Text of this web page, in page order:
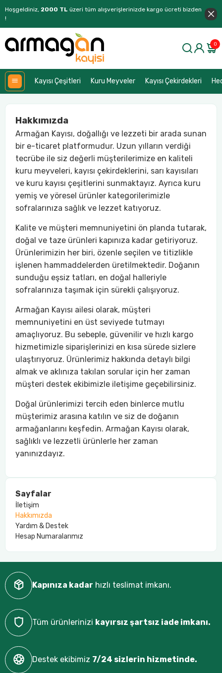
Hoşgeldiniz, 2000 TL üzeri tüm alışverişlerinizde kargo ücreti bizden
!
0
Kayısı Çeşitleri Kuru Meyveler Kayısı Çekirdekleri
Sayfalar
İletişim
Hakkımızda
Yardım & Destek
Hesap Numaralarımız
Hakkımızda
Armağan Kayısı, doğallığı ve lezzeti bir arada sunan
bir e-ticaret platformudur. Uzun yılların verdiği
tecrübe ile siz değerli müşterilerimize en kaliteli
kuru meyveleri, kayısı çekirdeklerini, sarı kayısıları
ve kuru kayısı çeşitlerini sunmaktayız. Ayrıca kuru
yemiş ve yöresel ürünler kategorilerimizle
sofralarınıza sağlık ve lezzet katıyoruz.
Kalite ve müşteri memnuniyetini ön planda tutarak,
doğal ve taze ürünleri kapınıza kadar getiriyoruz.
Ürünlerimizin her biri, özenle seçilen ve titizlikle
işlenen hammaddelerden üretilmektedir. Doğanın
sunduğu eşsiz tatları, en doğal halleriyle
sofralarınıza taşımak için sürekli çalışıyoruz.
Armağan Kayısı ailesi olarak, müşteri
memnuniyetini en üst seviyede tutmayı
amaçlıyoruz. Bu sebeple, güvenilir ve hızlı kargo
hizmetimizle siparişlerinizi en kısa sürede sizlere
ulaştırıyoruz. Ürünlerimiz hakkında detaylı bilgi
almak ve aklınıza takılan sorular için her zaman
müşteri destek ekibimizle iletişime geçebilirsiniz.
Doğal ürünlerimizi tercih eden binlerce mutlu
müşterimiz arasına katılın ve siz de doğanın
armağanlarını keşfedin. Armağan Kayısı olarak,
sağlıklı ve lezzetli ürünlerle her zaman
yanınızdayız.
Kapınıza kadar hızlı teslimat imkanı.
Tüm ürünlerinizi kayırsız şartsız iade imkanı.
Destek ekibimiz 7/24 sizlerin hizmetinde.